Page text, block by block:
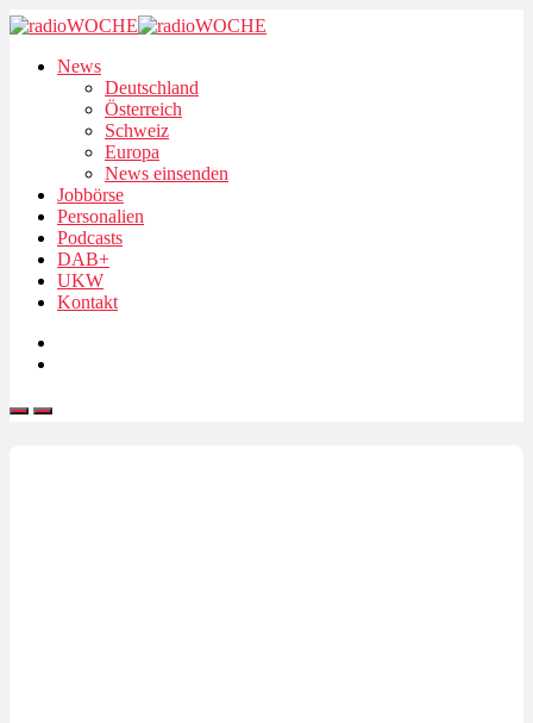
News
Deutschland
Österreich
Schweiz
Europa
News einsenden
Jobbörse
Personalien
Podcasts
DAB+
UKW
Kontakt